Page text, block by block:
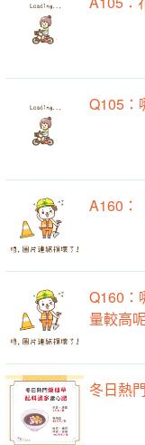
Q105：
A160：
Q160：
量較高
冬日熱